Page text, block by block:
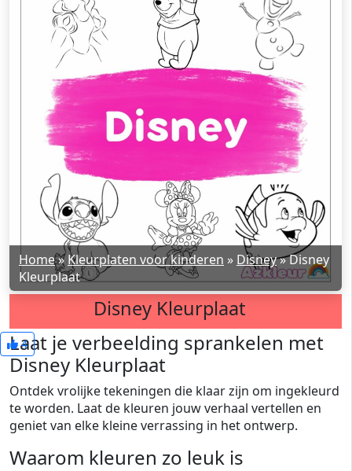
Home»Kleurplaten voor kinderen » Disney»Disney
Kleurplaat
Disney Kleurplaat
4
Laat je verbeelding sprankelen met
Disney Kleurplaat
Ontdek vrolijke tekeningen die klaar zijn om ingekleurd
te worden. Laat de kleuren jouw verhaal vertellen en
geniet van elke kleine verrassing in het ontwerp.
Waarom kleuren zo leuk is